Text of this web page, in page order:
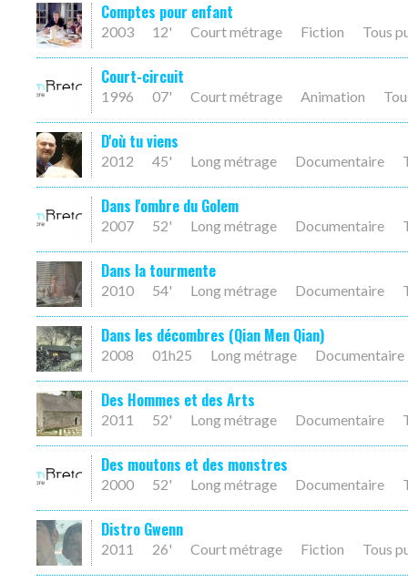
Comptes pour enfant
2003 12' Court métrage Fiction Tous
Court-circuit
1996 07' Court métrage Animation
D'où tu viens
2012 45' Long métrage Documentaire
Dans l'ombre du Golem
2007 52' Long métrage Documentaire
Dans la tourmente
2010 54' Long métrage Documentaire
Dans les décombres (Qian Men Qian)
2008 01h25 Long métrage Documentaire
Des Hommes et des Arts
2011 52' Long métrage Documentaire
Des moutons et des monstres
2000 52' Long métrage Documentaire
Distro Gwenn
2011 26' Court métrage Fiction Tous